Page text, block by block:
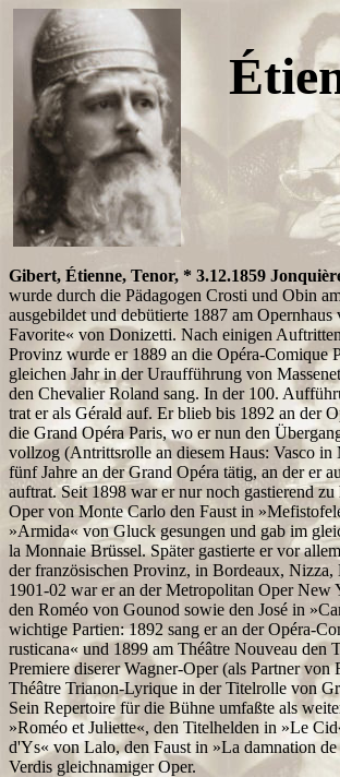
Gibert, Étienne, Tenor, * 3.12.1859
wurde durch die Pädagogen Crosti und Obin
ausgebildet und debütierte 1887 am
Favorite« von Donizetti. Nach einigen
Provinz wurde er 1889 an die Opéra-Comique
gleichen Jahr in der Uraufführung von
den Chevalier Roland sang. In der 100.
trat er als Gérald auf. Er blieb bis 1892 an der
die Grand Opéra Paris, wo er nun den
vollzog (Antrittsrolle an diesem Haus: Vasco
fünf Jahre an der Grand Opéra tätig, an der er
auftrat. Seit 1898 war er nur noch gastierend
Oper von Monte Carlo den Faust in
»Armida« von Gluck gesungen und gab im
la Monnaie Brüssel. Später gastierte er vor
der französischen Provinz, in Bordeaux,
1901-02 war er an der Metropolitan Oper New
den Roméo von Gounod sowie den José in
wichtige Partien: 1892 sang er an der Opéra-
rusticana« und 1899 am Théâtre Nouveau den
Premiere diserer Wagner-Oper (als Partner
Théâtre Trianon-Lyrique in der Titelrolle von
Sein Repertoire für die Bühne umfaßte als
»Roméo et Juliette«, den Titelhelden in »Le
d'Ys« von Lalo, den Faust in »La damnation
Verdis gleichnamiger Oper.